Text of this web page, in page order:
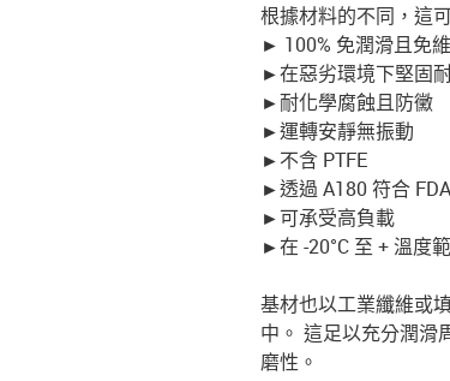
根據材料的不同，這
► 100% 免潤滑且免
►在惡劣環境下堅固
►耐化學腐蝕且防黴
►運轉安靜無振動
►不含 PTFE
►透過 A180 符合
►可承受高負載
►在 -20°C 至 + 溫度
基材也以工業纖維或
中。 這足以充分潤滑
磨性。